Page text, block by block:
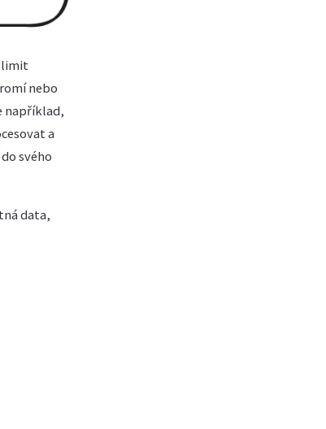
limit
nebo
například,
a
svého
data,